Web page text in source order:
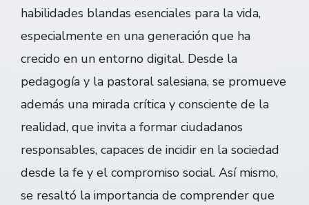
habilidades blandas esenciales para la vida,
especialmente en una generación que ha
crecido en un entorno digital. Desde la
pedagogía y la pastoral salesiana, se promueve
además una mirada crítica y consciente de la
realidad, que invita a formar ciudadanos
responsables, capaces de incidir en la sociedad
desde la fe y el compromiso social. Así mismo,
se resaltó la importancia de comprender que